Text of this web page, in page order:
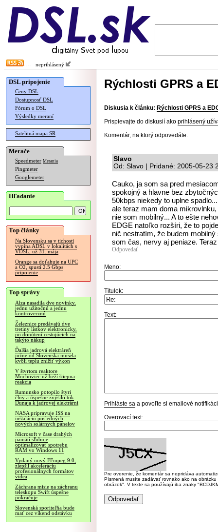
neprihlásený
DSL pripojenie
Ceny DSL
Dostupnosť DSL
Fórum o DSL
Výsledky meraní
Satelitná mapa SR
Merače
Speedmeter Merania
Pingmeter
Googlemeter
Hľadanie
Top články
Na Slovensku sa v tichosti
vypína ADSL v lokalitách s
VDSL, už 31. mája
Orange sa doťahuje na UPC
a O2, spustí 2.5 Gbps
pripojenie
Top správy
Alza nasadila dve novinky,
jednu užitočnú a jednu
kontroverznú
Železnice predávajú dve
tretiny lístkov elektronicky,
po donútení cestujúcich na
takýto nákup
Ďalšia jadrová elektráreň
južne od Slovenska musela
kvôli teplu znížiť výkon
V štvrtom reaktore
Mochoviec už beží štiepna
reakcia
Rumunsko potopilo štyri
člny a úspešne zvýšilo tok
Dunaja k jadrovej elektrárni
NASA pripravuje ISS na
inštaláciu posledných
nových solárnych panelov
Microsoft v čase drahých
pamätí sľubuje
optimalizovať spotrebu
RAM vo Windows 11
Vydaný nový FFmpeg 9.0,
zlepšil akceleráciu
profesionálnych formátov
videa
Záchrana misie na záchranu
teleskopu Swift úspešne
pokračuje
Slovenská sporiteľňa bude
mať cez víkend odstávku
Rýchlosti GPRS a
Diskusia k článku: Rýchlosti GPRS a
Prispievajte do diskusií ako prihlásený
Komentár, na ktorý odpovedáte:
Slavo
Od: Slavo | Pridané: 2005-05-23
Cauko, ja som sa pred
spokojný a hlavne bez
50kbps niekedy to uplne
ale teraz mam doma
nie som mobilný... A to ešte
EDGE natoľko rozšíri, že to
nič nestratím, že budem
som čas, nervy aj peniaze.
Odpovedať
Meno:
Titulok:
Text:
Prihláste sa a povoľte si emailové
Overovací text:
Pre overenie, že komentár sa nepridáva
Písmená musíte zadávať rovnako ako na
obrázok". V texte sa používajú iba znaky